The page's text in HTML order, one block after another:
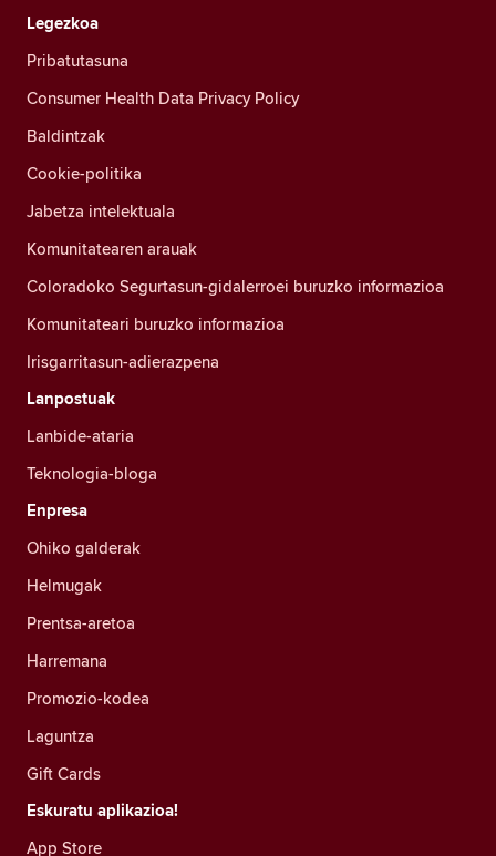
Legezkoa
Pribatutasuna
Consumer Health Data Privacy Policy
Baldintzak
Cookie-politika
Jabetza intelektuala
Komunitatearen arauak
Coloradoko Segurtasun-gidalerroei buruzko informazioa
Komunitateari buruzko informazioa
Irisgarritasun-adierazpena
Lanpostuak
Lanbide-ataria
Teknologia-bloga
Enpresa
Ohiko galderak
Helmugak
Prentsa-aretoa
Harremana
Promozio-kodea
Laguntza
Gift Cards
Eskuratu aplikazioa!
App Store